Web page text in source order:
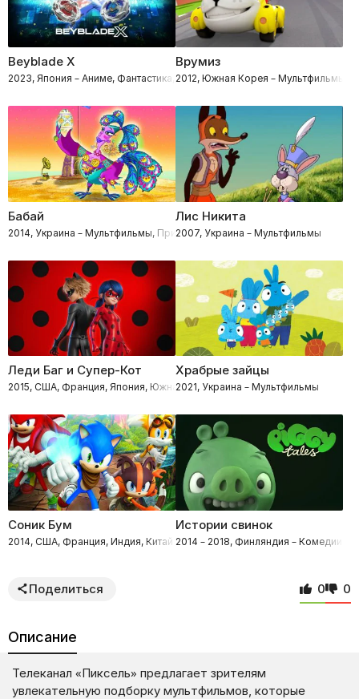
Beyblade X
2023, Япония – Аниме, Фантастика, Приключения, Боевики
Врумиз
2012, Южная Корея – Мультфильмы,
Бабай
2014, Украина – Мультфильмы, Приключения, Комедии
Лис Никита
2007, Украина – Мультфильмы
Леди Баг и Супер-Кот
2015, США, Франция, Япония, Южная Корея – Мелодрамы,
Храбрые зайцы
2021, Украина – Мультфильмы
Соник Бум
2014, США, Франция, Индия, Китай – Фантастика, Приключения,
Истории свинок
2014 – 2018, Финляндия – Комедии,
Поделиться 0 0
Описание
Телеканал «Пиксель» предлагает зрителям
увлекательную подборку мультфильмов, которые